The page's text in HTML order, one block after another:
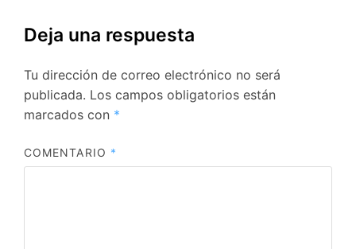
Deja una respuesta
Tu dirección de correo electrónico no será
publicada. Los campos obligatorios están
marcados con *
COMENTARIO *